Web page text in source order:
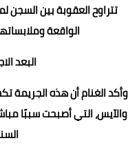
الواقعة
البعد
وأكد الغنام أن هذه الجريمة
والآيس، التي أصبحت سببًا